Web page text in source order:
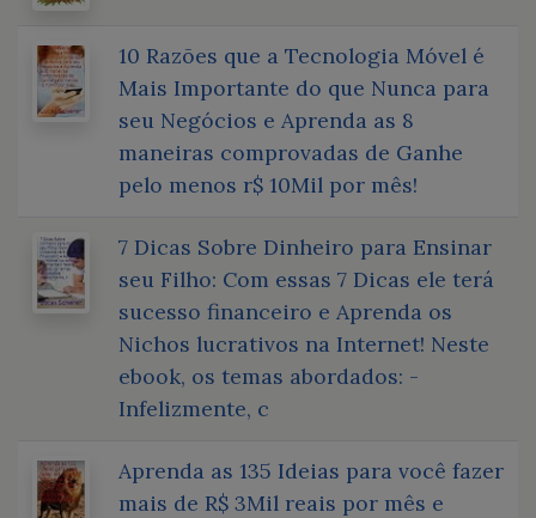
10 Razões que a Tecnologia Móvel é
Mais Importante do que Nunca para
seu Negócios e Aprenda as 8
maneiras comprovadas de Ganhe
pelo menos r$ 10Mil por mês!
7 Dicas Sobre Dinheiro para Ensinar
seu Filho: Com essas 7 Dicas ele terá
sucesso financeiro e Aprenda os
Nichos lucrativos na Internet! Neste
ebook, os temas abordados: -
Infelizmente, c
Aprenda as 135 Ideias para você fazer
mais de R$ 3Mil reais por mês e